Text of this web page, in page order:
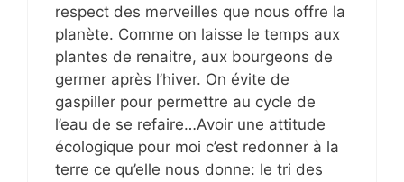
respect des merveilles que nous offre la
planète. Comme on laisse le temps aux
plantes de renaitre, aux bourgeons de
germer après l’hiver. On évite de
gaspiller pour permettre au cycle de
l’eau de se refaire…Avoir une attitude
écologique pour moi c’est redonner à la
terre ce qu’elle nous donne: le tri des